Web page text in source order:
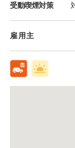
受動喫煙対策
雇用主